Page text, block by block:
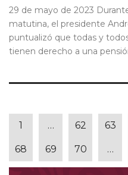
29 de mayo de 2023
matutina, el presidente
puntualizó que todas y
tienen derecho a una
1 … 62 63
68 69 70 …